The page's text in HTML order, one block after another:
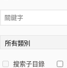
搜索子目錄